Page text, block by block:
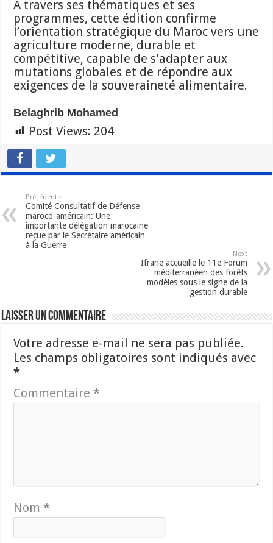
À travers ses thématiques et ses
programmes, cette édition confirme
l’orientation stratégique du Maroc vers une
agriculture moderne, durable et
compétitive, capable de s’adapter aux
mutations globales et de répondre aux
exigences de la souveraineté alimentaire.
Belaghrib Mohamed
Post Views: 204
Précédente
Comité Consultatif de Défense
maroco-américain: Une
importante délégation marocaine
reçue par le Secrétaire américain
à la Guerre
Next
Ifrane accueille le 11e Forum
méditerranéen des forêts
modèles sous le signe de la
gestion durable
Laisser un commentaire
Votre adresse e-mail ne sera pas publiée.
Les champs obligatoires sont indiqués avec
*
Commentaire*
Nom*